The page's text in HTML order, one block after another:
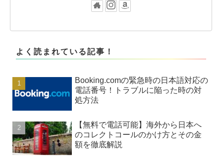
よく読まれている記事！
Booking.comの緊急時の日本語対応の
電話番号！トラブルに陥った時の対
処方法
【無料で電話可能】海外から日本へ
のコレクトコールのかけ方とその金
額を徹底解説